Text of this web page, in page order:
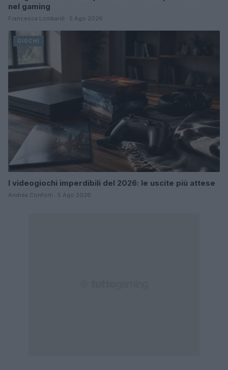
nel gaming
Francesca Lombardi · 5 Ago 2026
GIOCHI
I videogiochi imperdibili del 2026: le uscite più attese
Andrea Conforti · 5 Ago 2026